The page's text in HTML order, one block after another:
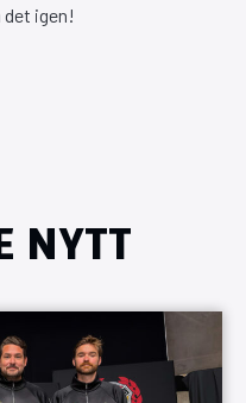
det igen!
NYTT